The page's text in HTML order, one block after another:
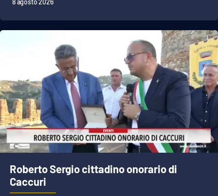
APP
8 agosto 2026
Roberto Sergio cittadino onorario di
Caccuri